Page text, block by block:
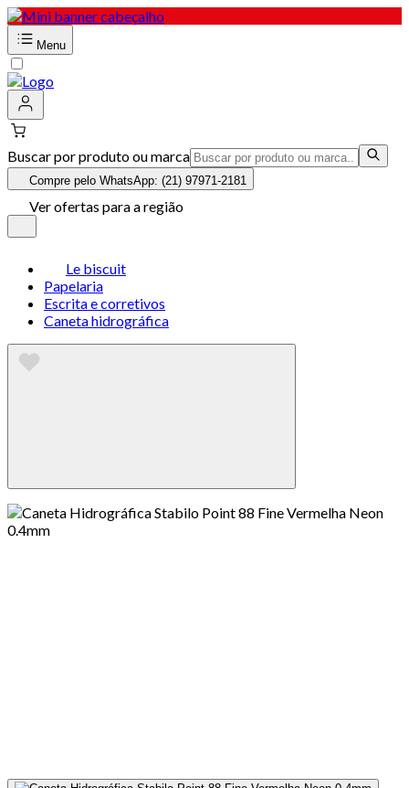
Menu
Buscar por produto ou marca
Compre pelo WhatsApp: (21) 97971-2181
Ver ofertas para a região
Le biscuit
Papelaria
Escrita e corretivos
Caneta hidrográfica